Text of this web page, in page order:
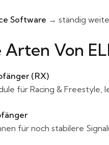
Software → ständig
Von
(RX)
für Racing & Freestyle,
für noch stabilere